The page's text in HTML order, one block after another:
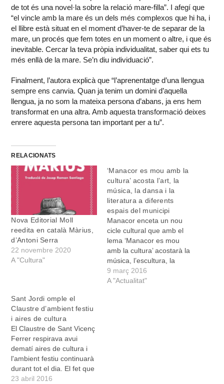
de tot és una novel·la sobre la relació mare-filla”. I afegí que
“el vincle amb la mare és un dels més complexos que hi ha, i
el llibre està situat en el moment d’haver-te de separar de la
mare, un procés que fem totes en un moment o altre, i que és
inevitable. Cercar la teva pròpia individualitat, saber qui ets tu
més enllà de la mare. Se’n diu individuació”.
Finalment, l’autora explicà que “l’aprenentatge d’una llengua
sempre ens canvia. Quan ja tenim un domini d’aquella
llengua, ja no som la mateixa persona d’abans, ja ens hem
transformat en una altra. Amb aquesta transformació deixes
enrere aquesta persona tan important per a tu”.
RELACIONATS
Nova Editorial Moll
reedita en català Màrius,
d’Antoni Serra
22 novembre 2020
A "Cultura"
‘Manacor es mou amb la
cultura’ acosta l’art, la
música, la dansa i la
literatura a diferents
espais del municipi
Manacor enceta un nou
cicle cultural que amb el
lema ‘Manacor es mou
amb la cultura’ acostarà la
música, l’escultura, la
fotografia, la dansa, la
literatura i diversos
9 març 2016
A "Actualitat"
Sant Jordi omple el
Claustre d’ambient festiu
i aires de cultura
El Claustre de Sant Vicenç
Ferrer respirava avui
dematí aires de cultura i
l'ambient festiu continuarà
durant tot el dia. El fet que
Sant Jordi hagi caigut
23 abril 2016